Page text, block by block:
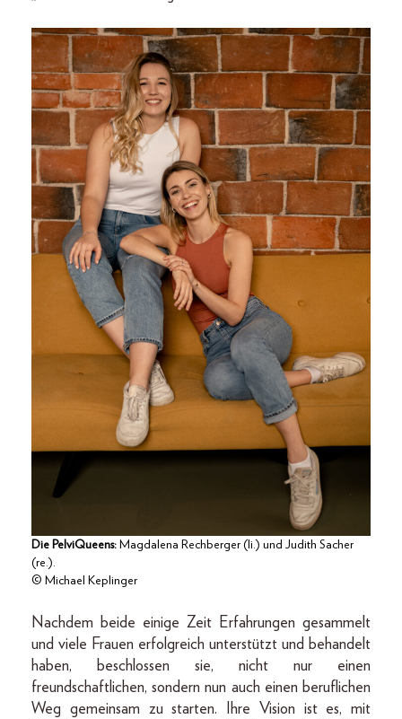
Die PelviQueens: Magdalena Rechberger (li.) und Judith Sacher
(re.).
© Michael Keplinger
Nachdem beide einige Zeit Erfahrungen gesammelt
und viele Frauen erfolgreich unterstützt und behandelt
haben, beschlossen sie, nicht nur einen
freundschaftlichen, sondern nun auch einen beruflichen
Weg gemeinsam zu starten. Ihre Vision ist es, mit